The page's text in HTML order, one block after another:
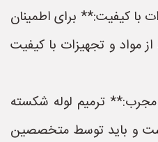
با کیفیت:** برای اطمینان
مواد و تجهیزات با کیفیت
ترمیم لوله شکسته
و باید توسط متخصصین